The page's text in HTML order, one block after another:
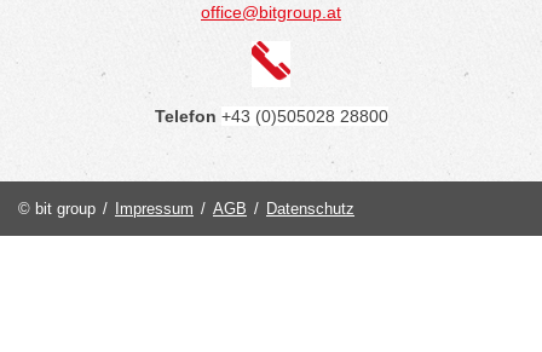
office@bitgroup.at
Telefon +43 (0)505028 28800
© bit group / Impressum / AGB / Datenschutz